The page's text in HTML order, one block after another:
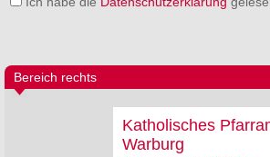
Bereich rechts
Katholisches
Warburg